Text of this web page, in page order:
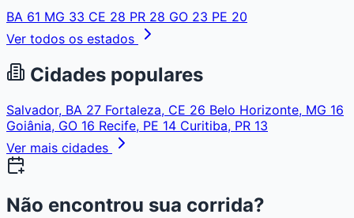
BA 61 MG 33 CE 28 PR 28 GO 23 PE 20
Ver todos os estados
Cidades populares
Salvador, BA 27 Fortaleza, CE 26 Belo Horizonte, MG 16
Goiânia, GO 16 Recife, PE 14 Curitiba, PR 13
Ver mais cidades
Não encontrou sua corrida?